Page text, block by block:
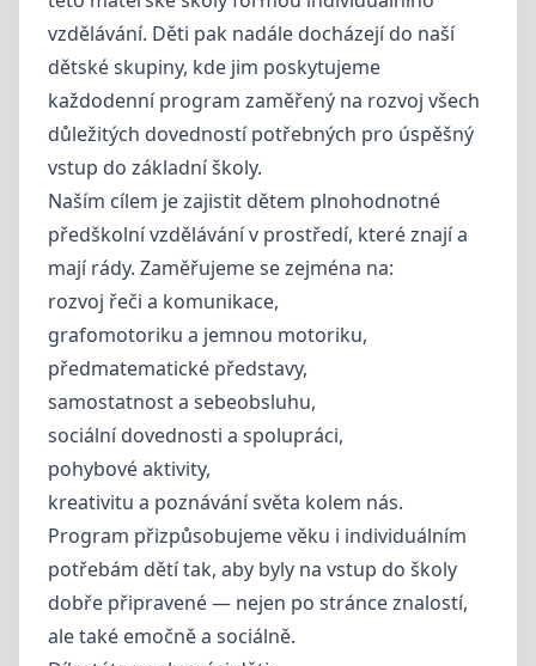
vzdělávání. Děti pak nadále docházejí do naší
dětské skupiny, kde jim poskytujeme
každodenní program zaměřený na rozvoj všech
důležitých dovedností potřebných pro úspěšný
vstup do základní školy.
Naším cílem je zajistit dětem plnohodnotné
předškolní vzdělávání v prostředí, které znají a
mají rády. Zaměřujeme se zejména na:
rozvoj řeči a komunikace,
grafomotoriku a jemnou motoriku,
předmatematické představy,
samostatnost a sebeobsluhu,
sociální dovednosti a spolupráci,
pohybové aktivity,
kreativitu a poznávání světa kolem nás.
Program přizpůsobujeme věku i individuálním
potřebám dětí tak, aby byly na vstup do školy
dobře připravené — nejen po stránce znalostí,
ale také emočně a sociálně.